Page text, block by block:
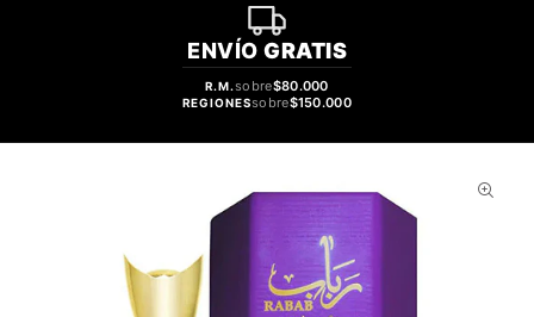
ENVÍO GRATIS
R.M.sobre$80.000
REGIONESsobre$150.000